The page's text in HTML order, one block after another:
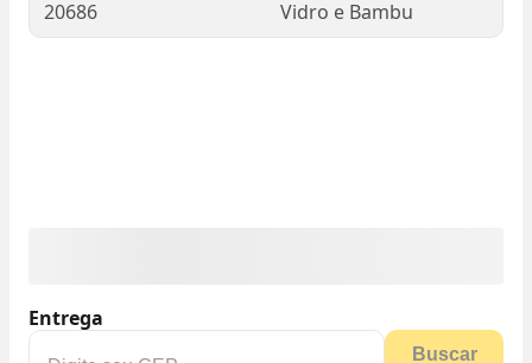
20686 Vidro e Bambu
Entrega
Buscar